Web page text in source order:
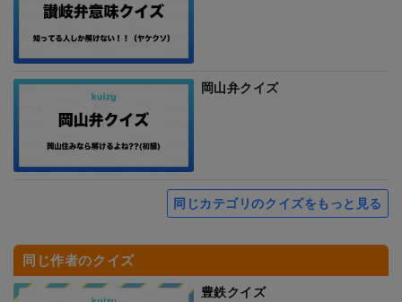
岡山弁クイズ
同じカテゴリのクイズをもっと見る
同じ作者のクイズ
豊鉄クイズ